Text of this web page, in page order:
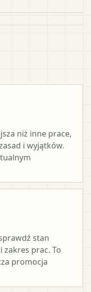
niż inne prace,
i wyjątków.
stan
zakres prac. To
promocja